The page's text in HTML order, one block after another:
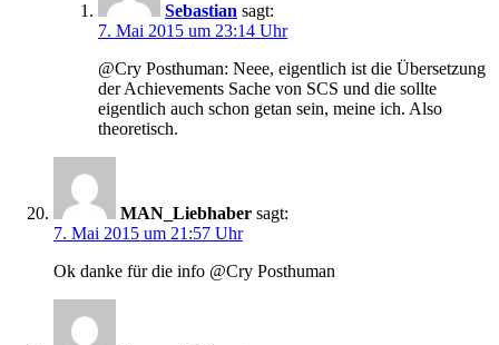
Sebastian sagt:
7. Mai 2015 um 23:14 Uhr
@Cry Posthuman: Neee, eigentlich ist die Übersetzung
der Achievements Sache von SCS und die sollte
eigentlich auch schon getan sein, meine ich. Also
theoretisch.
MAN_Liebhaber sagt:
7. Mai 2015 um 21:57 Uhr
Ok danke für die info @Cry Posthuman